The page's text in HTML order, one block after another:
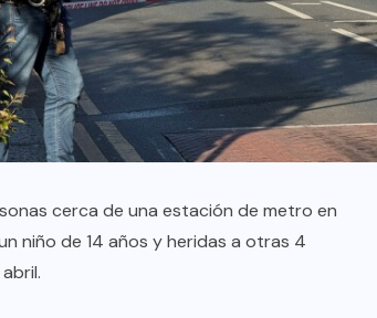
cerca de una estación de metro en
niño de 14 años y heridas a otras 4